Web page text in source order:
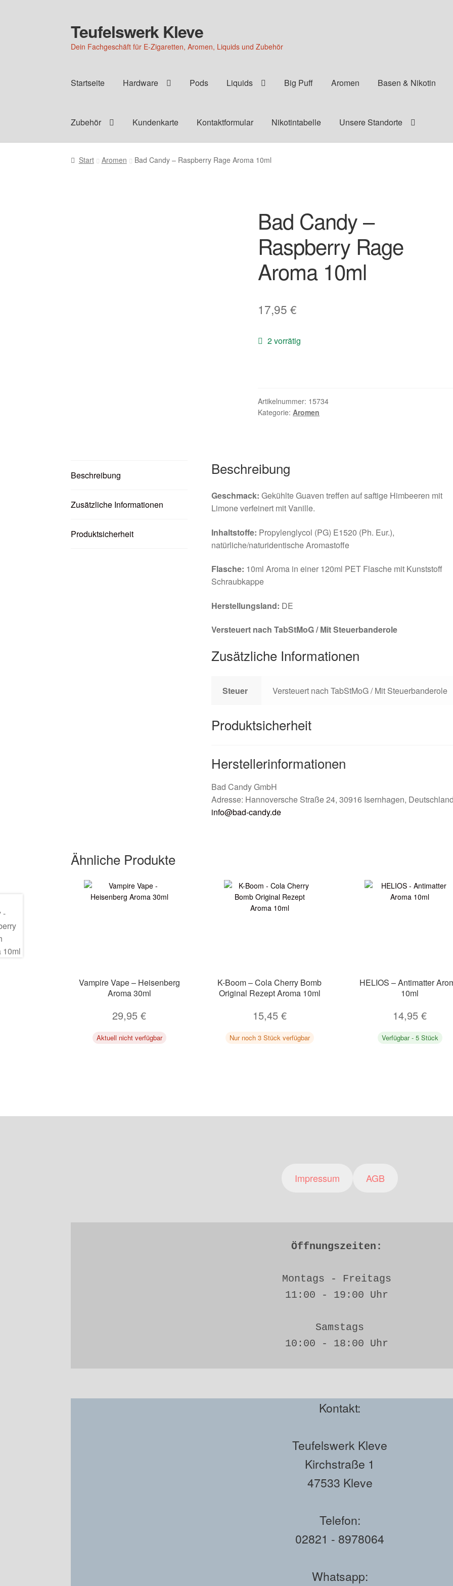
Zur
Navigation
springen
Zum
Inhalt
springen
Teufelswerk Kleve
Dein Fachgeschäft für E-Zigaretten, Aromen, Liquids und Zubehör
Startseite Hardware Pods Liquids Big Puff Aromen Basen & Nikotin
Zubehör Kundenkarte Kontaktformular Nikotintabelle Unsere Standorte
Start Aromen Bad Candy – Raspberry Rage Aroma 10ml
Bad Candy –
Raspberry Rage
Aroma 10ml
17,95€
2 vorrätig
Artikelnummer: 15734
Kategorie:Aromen
Beschreibung
Zusätzliche Informationen
Produktsicherheit
Beschreibung
Geschmack: Gekühlte Guaven treffen auf saftige Himbeeren mit
Limone verfeinert mit Vanille.
Inhaltstoffe: Propylenglycol (PG) E1520 (Ph. Eur.),
natürliche/naturidentische Aromastoffe
Flasche: 10ml Aroma in einer 120ml PET Flasche mit Kunststoff
Schraubkappe
Herstellungsland: DE
Versteuert nach TabStMoG / Mit Steuerbanderole
Zusätzliche Informationen
Steuer Versteuert nach TabStMoG / Mit Steuerbanderole
Produktsicherheit
Herstellerinformationen
Bad Candy GmbH
Adresse: Hannoversche Straße 24, 30916 Isernhagen,
info@bad-candy.de
Ähnliche Produkte
Vampire Vape – Heisenberg
Aroma 30ml
29,95€
Aktuell nicht verfügbar
K-Boom – Cola Cherry Bomb
Original Rezept Aroma 10ml
15,45 €
Nur noch 3 Stück verfügbar
HELIOS – Antimatter
10ml
14,95€
Verfügbar - 5 Stück
Impressum AGB
Öffnungszeiten:
Montags - Freitags
11:00 - 19:00 Uhr
Samstags
10:00 - 18:00 Uhr
Kontakt:
Teufelswerk Kleve
Kirchstraße 1
47533 Kleve
Telefon:
02821 - 8978064
Whatsapp: